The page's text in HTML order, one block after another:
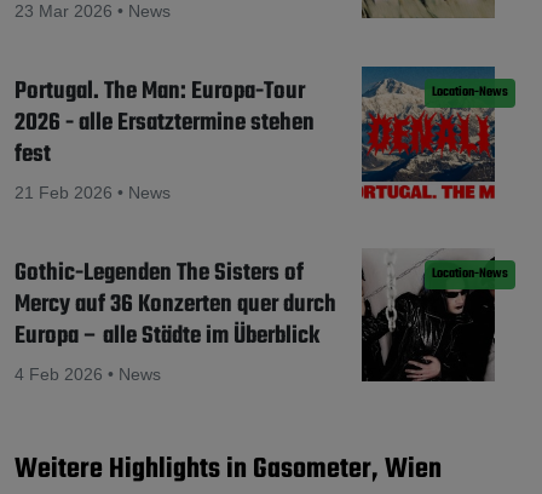
23 Mar 2026 • News
Location-News
Portugal. The Man: Europa-Tour
2026 - alle Ersatztermine stehen
fest
21 Feb 2026 • News
Location-News
Gothic-Legenden The Sisters of
Mercy auf 36 Konzerten quer durch
Europa – alle Städte im Überblick
4 Feb 2026 • News
Weitere Highlights in Gasometer, Wien